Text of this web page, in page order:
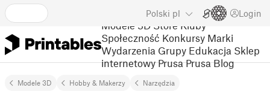
Polski pl Login
Modele 3D Store Kluby
Społeczność Konkursy Marki
Wydarzenia Grupy Edukacja Sklep
internetowy Prusa Prusa Blog
Modele 3D Hobby & Makerzy Narzędzia